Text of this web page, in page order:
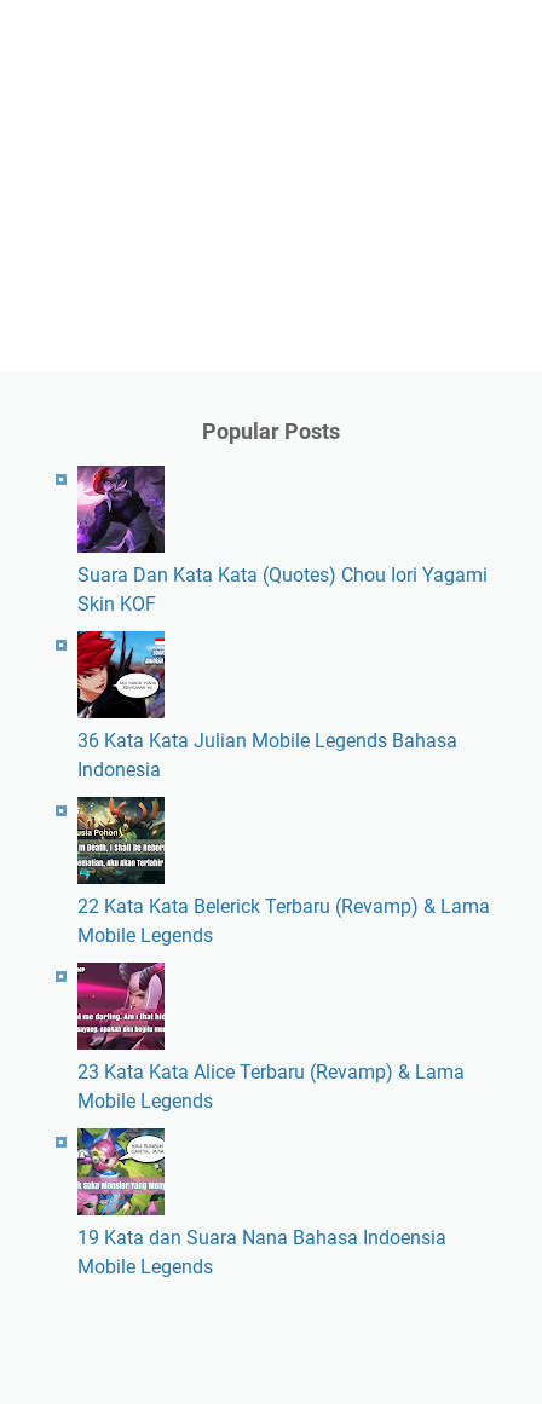
Popular Posts
Suara Dan Kata Kata (Quotes) Chou Iori Yagami
Skin KOF
36 Kata Kata Julian Mobile Legends Bahasa
Indonesia
22 Kata Kata Belerick Terbaru (Revamp) & Lama
Mobile Legends
23 Kata Kata Alice Terbaru (Revamp) & Lama
Mobile Legends
19 Kata dan Suara Nana Bahasa Indoensia
Mobile Legends